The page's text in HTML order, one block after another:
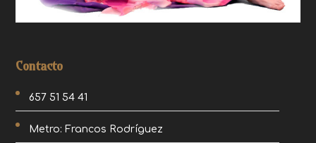
Contacto
657 51 54 41
Metro: Francos Rodríguez